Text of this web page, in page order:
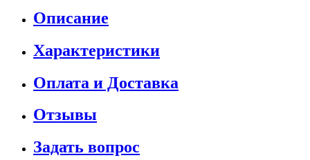
Описание
Характеристики
Оплата и Доставка
Отзывы
Задать вопрос